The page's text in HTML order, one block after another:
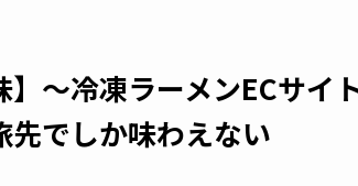
】～冷凍ラーメンECサ
先でしか味わえない